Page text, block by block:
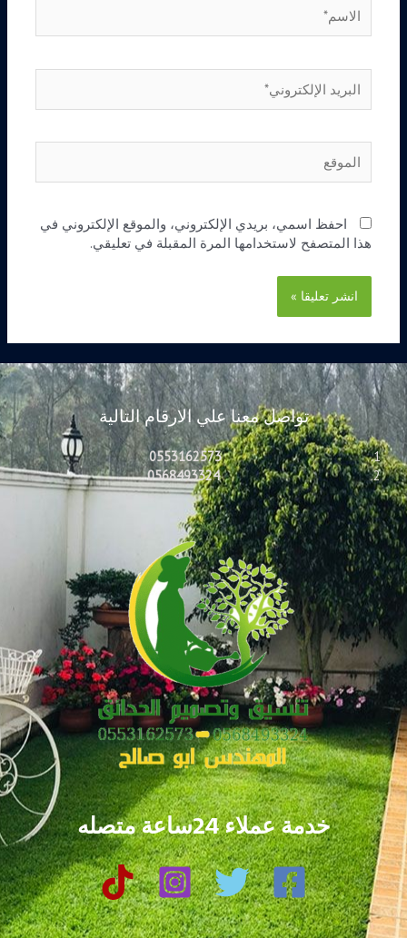
الإلكتروني*
احفظ اسمي، بريدي الإلكتروني، والموقع الإلكتروني في
هذا المتصفح لاستخدامها المرة المقبلة في تعليقي.
تواصل معنا علي الارقام التالية
0553162573
0568493324
خدمة عملاء 24ساعة متصله